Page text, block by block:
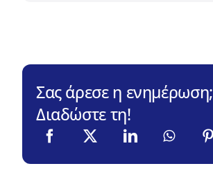
Σας άρεσε η ενημέρωση;
Διαδώστε τη!